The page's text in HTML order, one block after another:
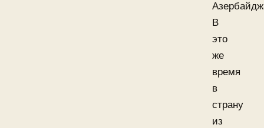
В
это
же
время
в
страну
из